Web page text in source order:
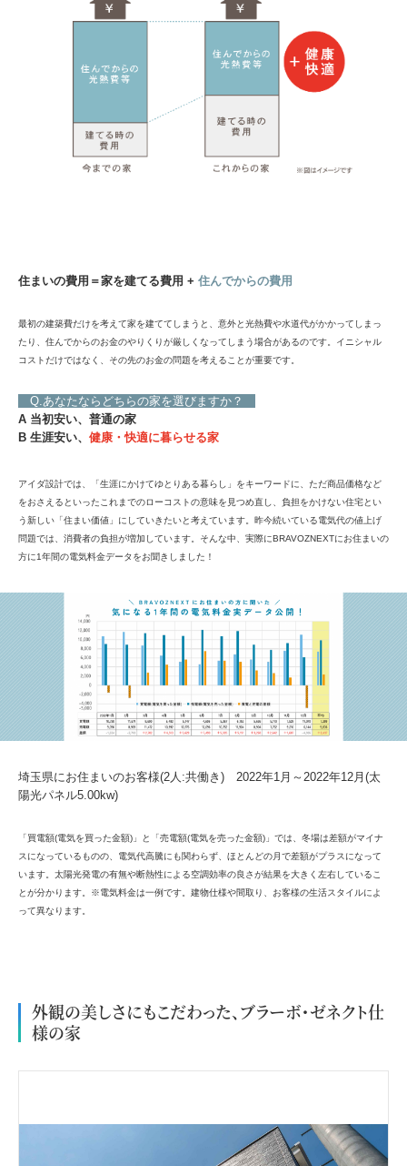
住まいの費用＝家を建てる費用 + 住んでからの費用
最初の建築費だけを考えて家を建ててしまうと、意外と光熱費や水道代がかかってしまっ
たり、住んでからのお金のやりくりが厳しくなってしまう場合があるのです。イニシャル
コストだけではなく、その先のお金の問題を考えることが重要です。
Q.あなたならどちらの家を選びますか？
A 当初安い、普通の家
B 生涯安い、 健康・快適に暮らせる家
アイダ設計では、「生涯にかけてゆとりある暮らし」をキーワードに、ただ商品価格など
をおさえるといったこれまでのローコストの意味を見つめ直し、負担をかけない住宅とい
う新しい「住まい価値」にしていきたいと考えています。昨今続いている電気代の値上げ
問題では、消費者の負担が増加しています。そんな中、実際にBRAVOZNEXTにお住まいの
方に1年間の電気料金データをお聞きしました！
埼玉県にお住まいのお客様(2人:共働き) 2022年1月～2022年12月(太
陽光パネル5.00kw)
「買電額(電気を買った金額)」と「売電額(電気を売った金額)」では、冬場は差額がマイナ
スになっているものの、電気代高騰にも関わらず、ほとんどの月で差額がプラスになって
います。太陽光発電の有無や断熱性による空調効率の良さが結果を大きく左右しているこ
とが分かります。※電気料金は一例です。建物仕様や間取り、お客様の生活スタイルによ
って異なります。
外観の美しさにもこだわった、ブラーボ・ゼネクト仕
様の家